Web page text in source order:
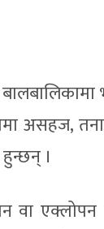
असहज,
।
वा